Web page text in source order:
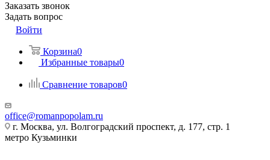
Заказать звонок
Задать вопрос
Войти
Корзина0
Избранные товары0
Сравнение товаров0
office@romanpopolam.ru
г. Москва, ул. Волгоградский проспект, д. 177, стр. 1
метро Кузьминки